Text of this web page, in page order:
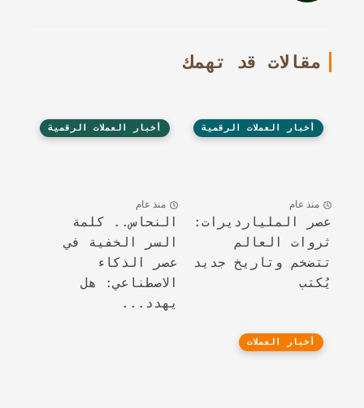
مقالات قد تهمك
أخبار العملات الرقمية
منذ عام
عصر المليارديرات:
ثروات العالم
تتضخم وتاريخ جديد
يُكتب
أخبار العملات الرقمية
منذ عام
النحاس.. كلمة
السر الخفية في
عصر الذكاء
الاصطناعي: هل
يهدد...
أخبار العملات